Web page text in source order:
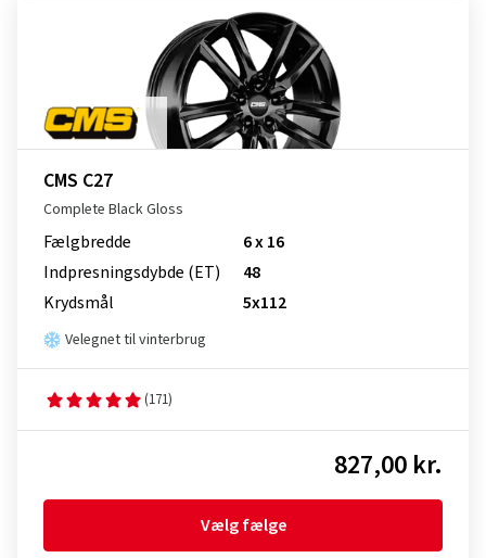
CMS C27
Complete Black Gloss
Fælgbredde
6 x 16
Indpresnings­dybde (ET)
48
Krydsmål
5x112
Velegnet til vinterbrug
(171)
827,00 kr.
Vælg fælge